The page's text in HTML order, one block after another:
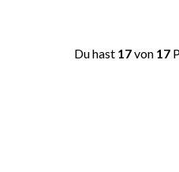
Du hast 17von 17